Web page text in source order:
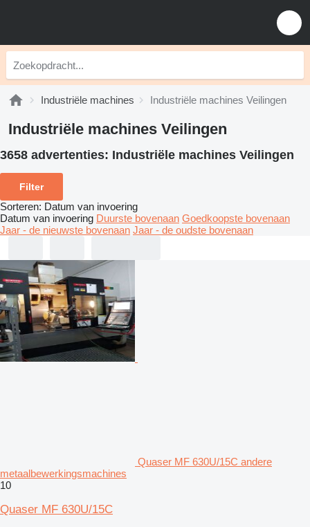
Industriële machines Industriële machines Veilingen
Industriële machines Veilingen
3658 advertenties: Industriële machines Veilingen
Filter
Sorteren: Datum van invoering
Datum van invoering Duurste bovenaan Goedkoopste bovenaan
Jaar - de nieuwste bovenaan Jaar - de oudste bovenaan
Quaser MF 630U/15C andere
metaalbewerkingsmachines
10
Quaser MF 630U/15C